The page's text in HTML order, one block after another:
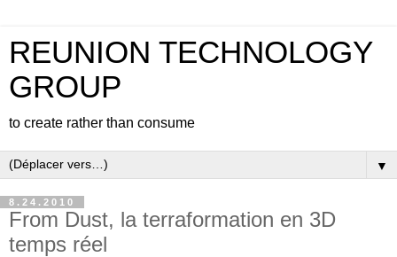
REUNION TECHNOLOGY
GROUP
to create rather than consume
▼
8.24.2010
From Dust, la terraformation en 3D
temps réel